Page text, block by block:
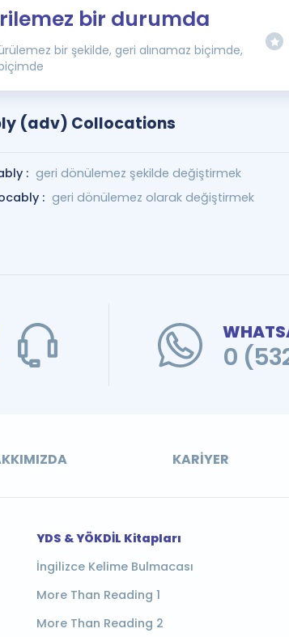
bir durumda
bir şekilde, geri alınamaz biçimde,
(adv) Collocations
: geri dönülemez şekilde değiştirmek
: geri dönülemez olarak değiştirmek
0
KARIYER
YDS & YÖKDİL Kitapları
İngilizce Kelime Bulmacası
More Than Reading 1
More Than Reading 2